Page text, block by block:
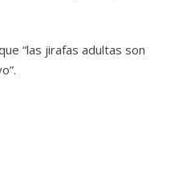
“las jirafas adultas son